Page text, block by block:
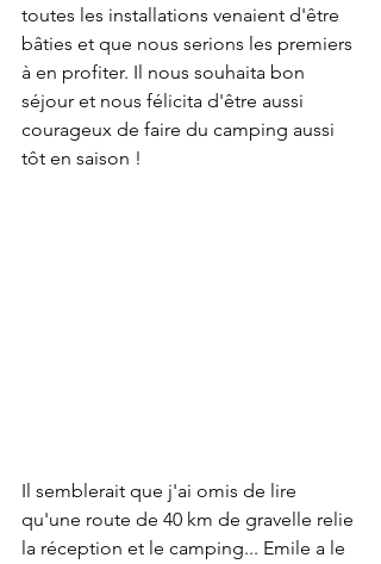
toutes les installations venaient d'être
bâties et que nous serions les premiers
à en profiter. Il nous souhaita bon
séjour et nous félicita d'être aussi
courageux de faire du camping aussi
tôt en saison !
Il semblerait que j'ai omis de lire
qu'une route de 40 km de gravelle relie
la réception et le camping... Emile a le